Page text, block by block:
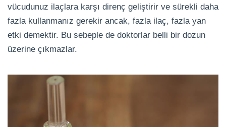
vücudunuz ilaçlara karşı direnç geliştirir ve sürekli daha
fazla kullanmanız gerekir ancak, fazla ilaç, fazla yan
etki demektir. Bu sebeple de doktorlar belli bir dozun
üzerine çıkmazlar.